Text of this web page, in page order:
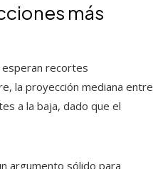
más
esperan recortes
la proyección mediana entre
a la baja, dado que el
argumento sólido para